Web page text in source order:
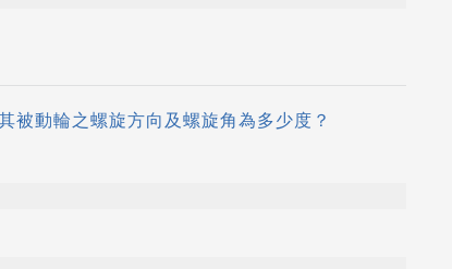
被動輪之螺旋方向及螺旋角為多少度？